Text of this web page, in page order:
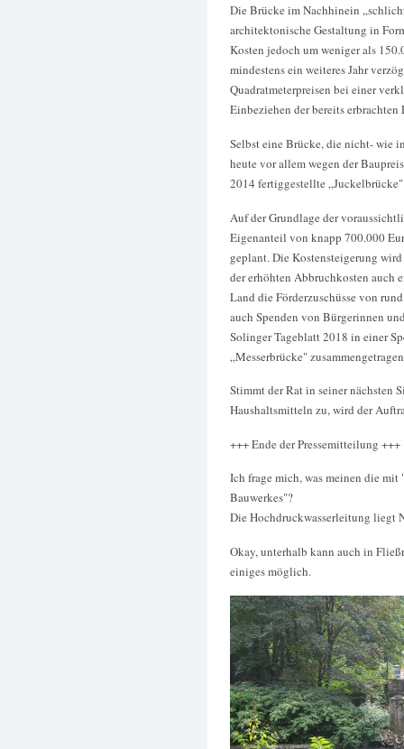
Die Brücke im Nachhinein
architektonische Gestaltung in
Kosten jedoch um weniger als
mindestens ein weiteres Jahr
Quadratmeterpreisen bei einer
Einbeziehen der bereits
Selbst eine Brücke, die nicht- wie
heute vor allem wegen der
2014 fertiggestellte
Auf der Grundlage der
Eigenanteil von knapp 700.000
geplant. Die Kostensteigerung
der erhöhten Abbruchkosten auch
Land die Förderzuschüsse von
auch Spenden von Bürgerinnen
Solinger Tageblatt 2018 in einer
„Messerbrücke"
Stimmt der Rat in seiner nächsten
Haushaltsmitteln zu, wird der
+++ Ende der Pressemitteilung +++
Ich frage mich, was meinen die
Bauwerkes"?
Die Hochdruckwasserleitung liegt
Okay, unterhalb kann auch in
einiges möglich.